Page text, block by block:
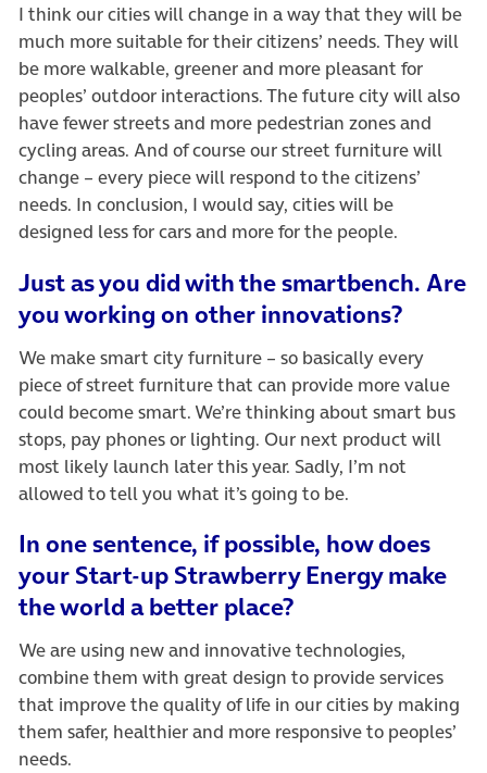
I think our cities will change in a way that they will be
much more suitable for their citizens’ needs. They will
be more walkable, greener and more pleasant for
peoples’ outdoor interactions. The future city will also
have fewer streets and more pedestrian zones and
cycling areas. And of course our street furniture will
change – every piece will respond to the citizens’
needs. In conclusion, I would say, cities will be
designed less for cars and more for the people.
Just as you did with the smartbench. Are
you working on other innovations?
We make smart city furniture – so basically every
piece of street furniture that can provide more value
could become smart. We’re thinking about smart bus
stops, pay phones or lighting. Our next product will
most likely launch later this year. Sadly, I’m not
allowed to tell you what it’s going to be.
In one sentence, if possible, how does
your Start-up Strawberry Energy make
the world a better place?
We are using new and innovative technologies,
combine them with great design to provide services
that improve the quality of life in our cities by making
them safer, healthier and more responsive to peoples’
needs.